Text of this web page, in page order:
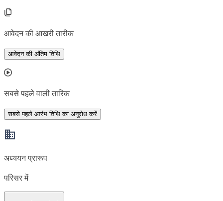
आवेदन की आखरी तारीक
आवेदन की अंतिम तिथि
सबसे पहले वाली तारिक
सबसे पहले आरंभ तिथि का अनुरोध करें
अध्ययन प्रारूप
परिसर में